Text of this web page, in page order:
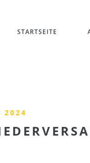
STARTSEITE
2024